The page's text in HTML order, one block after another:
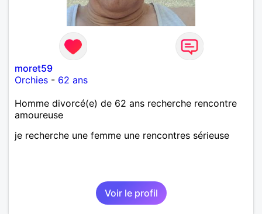
moret59
Orchies - 62 ans
Homme divorcé(e) de 62 ans recherche rencontre
amoureuse
je recherche une femme une rencontres sérieuse
Voir le profil